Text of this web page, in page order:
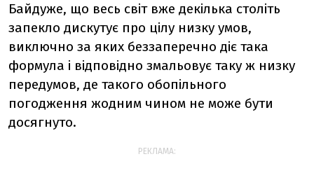
Байдуже, що весь світ вже декілька століть
запекло дискутує про цілу низку умов,
виключно за яких беззаперечно діє така
формула і відповідно змальовує таку ж низку
передумов, де такого обопільного
погодження жодним чином не може бути
досягнуто.
РЕКЛАМА: